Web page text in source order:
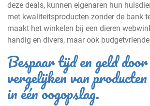
deze deals, kunnen eigenaren hun
met kwaliteitsproducten zonder de bank
maakt het winkelen bij een dieren
handig en divers, maar ook
Bespaar tijd en geld
vergelijken van
in één oogopslag.